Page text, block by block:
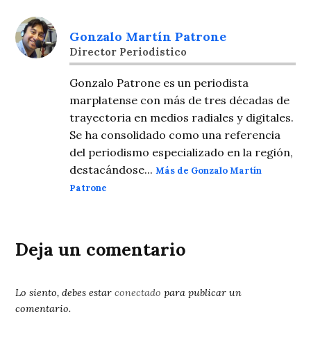
Gonzalo Martín Patrone
Director Periodistico
Gonzalo Patrone es un periodista
marplatense con más de tres décadas de
trayectoria en medios radiales y digitales.
Se ha consolidado como una referencia
del periodismo especializado en la región,
destacándose...Más de Gonzalo Martín
Patrone
Deja un comentario
Lo siento, debes estarconectado para publicar un
comentario.